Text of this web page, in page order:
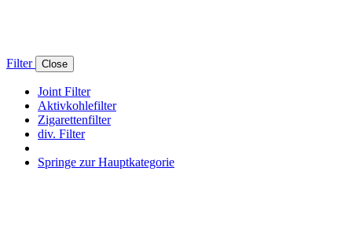
Filter Close
Joint Filter
Aktivkohlefilter
Zigarettenfilter
div. Filter
Springe zur Hauptkategorie